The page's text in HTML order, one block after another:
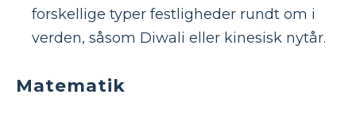
forskellige typer festligheder rundt om i
verden, såsom Diwali eller kinesisk nytår.
Matematik